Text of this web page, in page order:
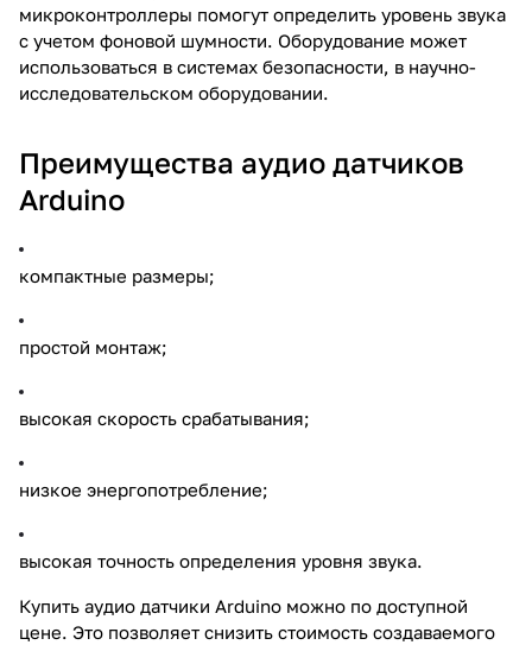
микроконтроллеры помогут определить уровень звука
с учетом фоновой шумности. Оборудование может
использоваться в системах безопасности, в научно-
исследовательском оборудовании.
Преимущества аудио датчиков
Arduino
компактные размеры;
простой монтаж;
высокая скорость срабатывания;
низкое энергопотребление;
высокая точность определения уровня звука.
Купить аудио датчики Arduino можно по доступной
цене. Это позволяет снизить стоимость создаваемого